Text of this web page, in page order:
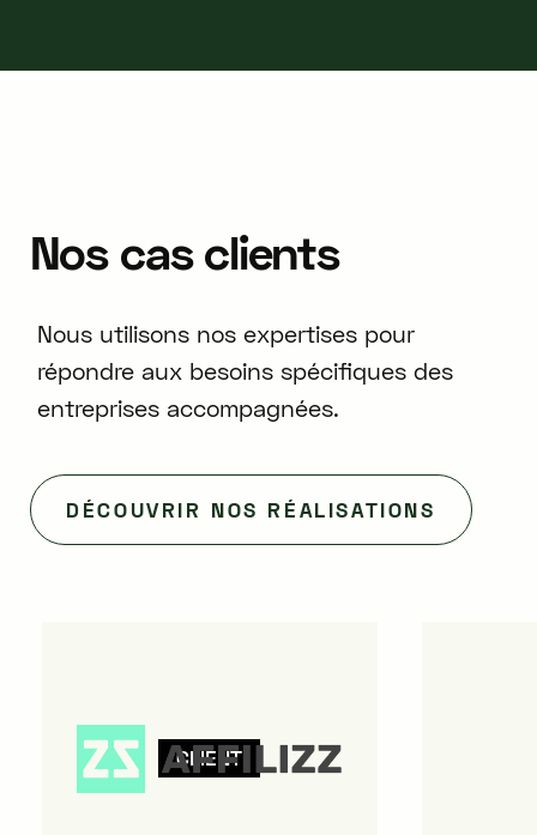
Nos cas clients
Nous utilisons nos expertises pour
répondre aux besoins spécifiques des
entreprises accompagnées.
DÉCOUVRIR NOS RÉALISATIONS
CLIENT